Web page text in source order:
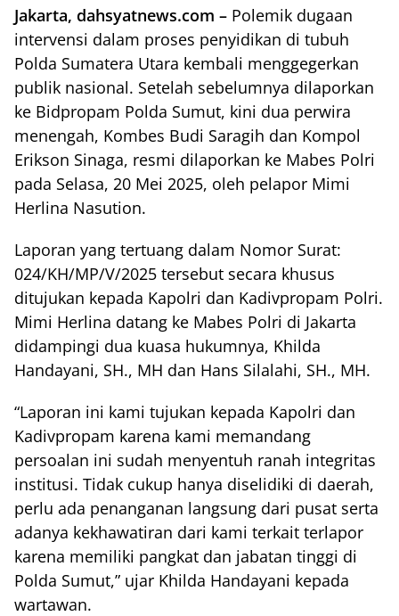
Jakarta, dahsyatnews.com – Polemik dugaan
intervensi dalam proses penyidikan di tubuh
Polda Sumatera Utara kembali menggegerkan
publik nasional. Setelah sebelumnya dilaporkan
ke Bidpropam Polda Sumut, kini dua perwira
menengah, Kombes Budi Saragih dan Kompol
Erikson Sinaga, resmi dilaporkan ke Mabes Polri
pada Selasa, 20 Mei 2025, oleh pelapor Mimi
Herlina Nasution.
Laporan yang tertuang dalam Nomor Surat:
024/KH/MP/V/2025 tersebut secara khusus
ditujukan kepada Kapolri dan Kadivpropam Polri.
Mimi Herlina datang ke Mabes Polri di Jakarta
didampingi dua kuasa hukumnya, Khilda
Handayani, SH., MH dan Hans Silalahi, SH., MH.
“Laporan ini kami tujukan kepada Kapolri dan
Kadivpropam karena kami memandang
persoalan ini sudah menyentuh ranah integritas
institusi. Tidak cukup hanya diselidiki di daerah,
perlu ada penanganan langsung dari pusat serta
adanya kekhawatiran dari kami terkait terlapor
karena memiliki pangkat dan jabatan tinggi di
Polda Sumut,” ujar Khilda Handayani kepada
wartawan.